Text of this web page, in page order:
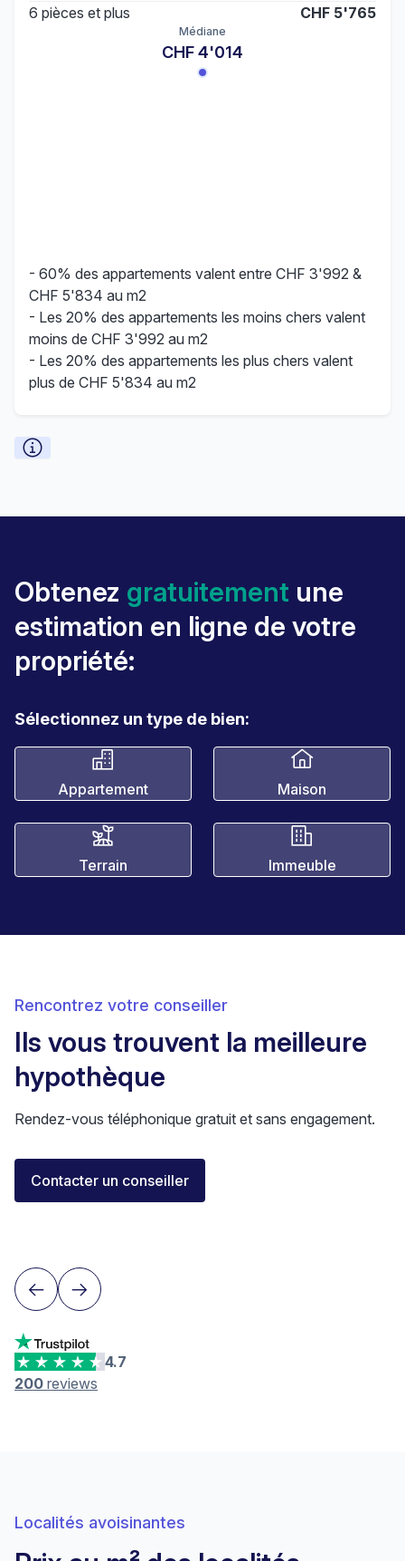
6 pièces et plus
CHF 5'765
Médiane
CHF 4'014
- 60% des appartements valent entre CHF 3'992 &
CHF 5'834 au m2
- Les 20% des appartements les moins chers valent
moins de CHF 3'992 au m2
- Les 20% des appartements les plus chers valent
plus de CHF 5'834 au m2
Obtenez gratuitement une
estimation en ligne de votre
propriété:
Sélectionnez un type de bien:
Appartement Maison
Terrain Immeuble
Rencontrez votre conseiller
Ils vous trouvent la meilleure
hypothèque
Rendez-vous téléphonique gratuit et sans engagement.
Contacter un conseiller
Florent Buser
Area Sales Director Romandie
4.7
200 reviews
Localités avoisinantes